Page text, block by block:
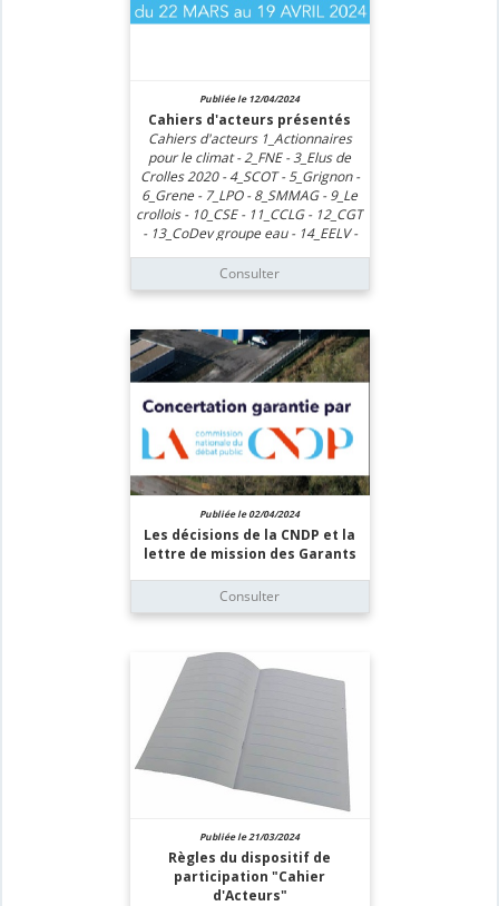
à ce bilan ; réponse qui sera
transmise à la CNDP par ses soins
Publiée le 12/04/2024
Cahiers d'acteurs présentés
Cahiers d'acteurs 1_Actionnaires
pour le climat - 2_FNE - 3_Elus de
Crolles 2020 - 4_SCOT - 5_Grignon -
6_Grene - 7_LPO - 8_SMMAG - 9_Le
crollois - 10_CSE - 11_CCLG - 12_CGT
- 13_CoDev groupe eau - 14_EELV -
Consulter
Publiée le 02/04/2024
Les décisions de la CNDP et la
lettre de mission des Garants
Consulter
Publiée le 21/03/2024
Règles du dispositif de
participation "Cahier
d'Acteurs"